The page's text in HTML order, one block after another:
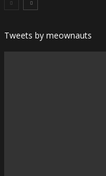
Tweets by meownauts